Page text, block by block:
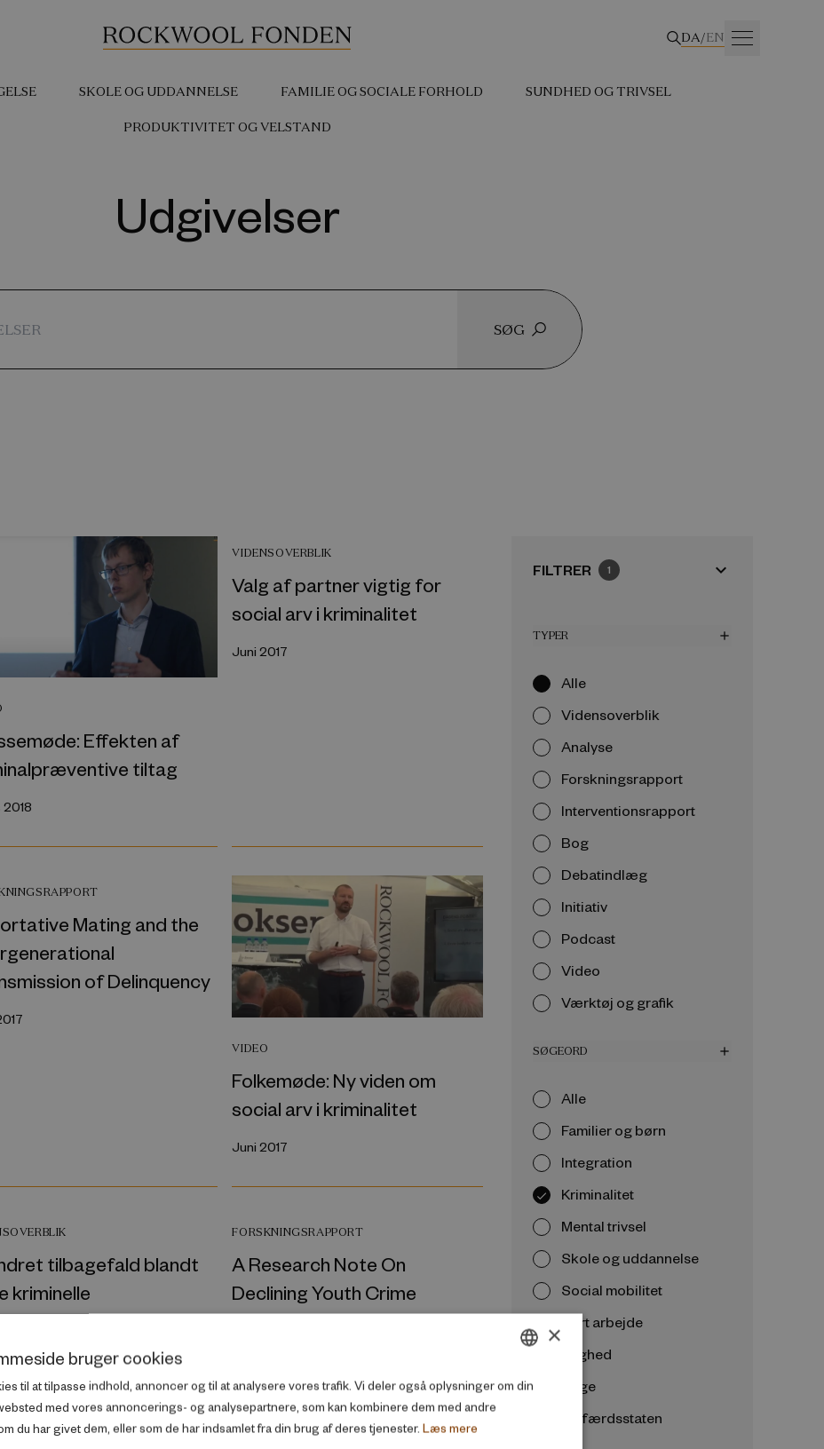
DA/EN
SKOLE OG UDDANNELSE FAMILIE OG SOCIALE FORHOLD SUNDHED OG TRIVSEL
PRODUKTIVITET OG VELSTAND
Udgivelser
SØG
Effekten af
tiltag
VIDENSOVERBLIK
Valg af partner vigtig for
social arv i kriminalitet
Juni 2017
Mating and the
of Delinquency
VIDEO
Folkemøde: Ny viden om
social arv i kriminalitet
Juni 2017
tilbagefald blandt
kriminelle
FORSKNINGSRAPPORT
A Research Note On
Declining Youth Crime
FILTRER 1 expand_more
TYPER add
Alle
Vidensoverblik
Analyse
Forskningsrapport
Interventionsrapport
Bog
Debatindlæg
Initiativ
Podcast
Video
Værktøj og grafik
SØGEORD add
Alle
Familier og børn
Integration
Kriminalitet
Mental trivsel
Skole og uddannelse
Social mobilitet
Sort arbejde
Ulighed
Unge
Velfærdsstaten
DANISH
×
bruger cookies
til at tilpasse indhold, annoncer og til at analysere vores trafik. Vi deler også oplysninger om din
med vores annoncerings- og analysepartnere, som kan kombinere dem med andre
du har givet dem, eller som de har indsamlet fra din brug af deres tjenester. Læs mere